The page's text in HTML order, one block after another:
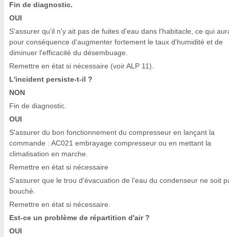
Fin de diagnostic.
OUI
S'assurer qu'il n'y ait pas de fuites d'eau dans l'habitacle, ce qui
pour conséquence d'augmenter fortement le taux d'humidité et de
diminuer l'efficacité du désembuage.
Remettre en état si nécessaire (voir ALP 11).
L'incident persiste-t-il ?
NON
Fin de diagnostic.
OUI
S'assurer du bon fonctionnement du compresseur en lançant la
commande : AC021 embrayage compresseur ou en mettant la
climatisation en marche.
Remettre en état si nécessaire
S'assurer que le trou d'évacuation de l'eau du condenseur ne soit
bouché.
Remettre en état si nécessaire.
Est-ce un problème de répartition d'air ?
OUI